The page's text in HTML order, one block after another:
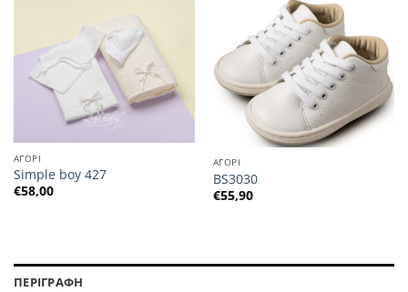
ΑΓΟΡΙ
Simple boy 427
€58,00
ΑΓΟΡΙ
BS3030
€55,90
ΠΕΡΙΓΡΑΦΗ